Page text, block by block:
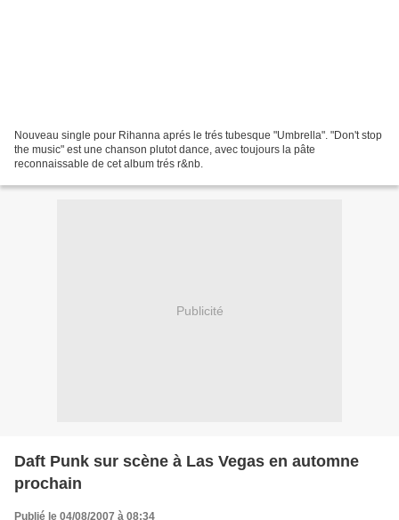
Nouveau single pour Rihanna aprés le trés tubesque "Umbrella". "Don't stop
the music" est une chanson plutot dance, avec toujours la pâte
reconnaissable de cet album trés r&nb.
Publicité
Daft Punk sur scène à Las Vegas en automne
prochain
Publié le 04/08/2007 à 08:34